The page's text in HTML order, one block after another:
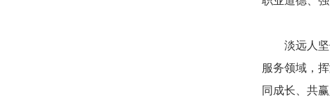
淡远人
服务领域，
同成长、共